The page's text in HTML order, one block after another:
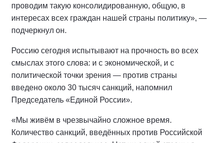
проводим такую консолидированную, общую, в
интересах всех граждан нашей страны политику», —
подчеркнул он.
Россию сегодня испытывают на прочность во всех
смыслах этого слова: и с экономической, и с
политической точки зрения — против страны
введено около 30 тысяч санкций, напомнил
Председатель «Единой России».
«Мы живём в чрезвычайно сложное время.
Количество санкций, введённых против Российской